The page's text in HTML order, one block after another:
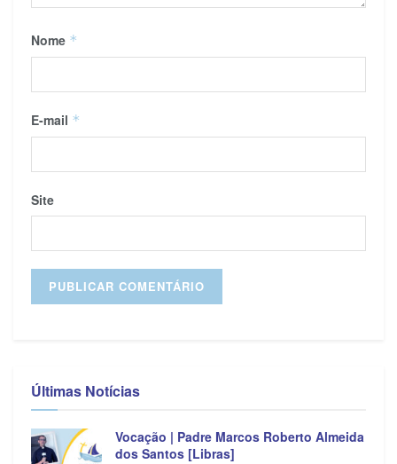
Nome *
E-mail *
Site
Últimas Notícias
Vocação | Padre Marcos Roberto Almeida
dos Santos [Libras]